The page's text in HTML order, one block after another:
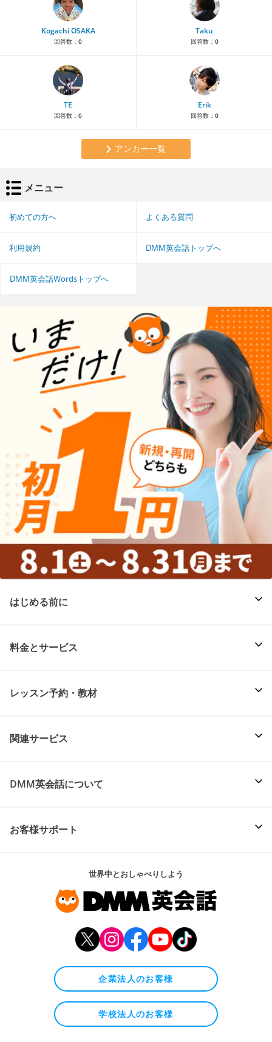
Kogachi OSAKA
回答数： 0
Taku
回答数： 0
TE
回答数： 0
Erik
回答数： 0
アンカー一覧
メニュー
初めての方へ よくある質問
利用規約 DMM英会話トップへ
DMM英会話Wordsトップへ
はじめる前に
料金とサービス
レッスン予約・教材
関連サービス
DMM英会話について
お客様サポート
世界中とおしゃべりしよう
企業法人のお客様
学校法人のお客様